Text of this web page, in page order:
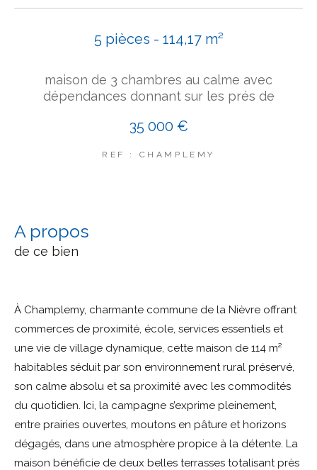
5 pièces - 114,17 m²
maison de 3 chambres au calme avec
dépendances donnant sur les prés de
35 000 €
REF : CHAMPLEMY
a propos
de ce bien
À Champlemy, charmante commune de la Nièvre offrant
commerces de proximité, école, services essentiels et
une vie de village dynamique, cette maison de 114 m²
habitables séduit par son environnement rural préservé,
son calme absolu et sa proximité avec les commodités
du quotidien. Ici, la campagne s’exprime pleinement,
entre prairies ouvertes, moutons en pâture et horizons
dégagés, dans une atmosphère propice à la détente. La
maison bénéficie de deux belles terrasses totalisant près